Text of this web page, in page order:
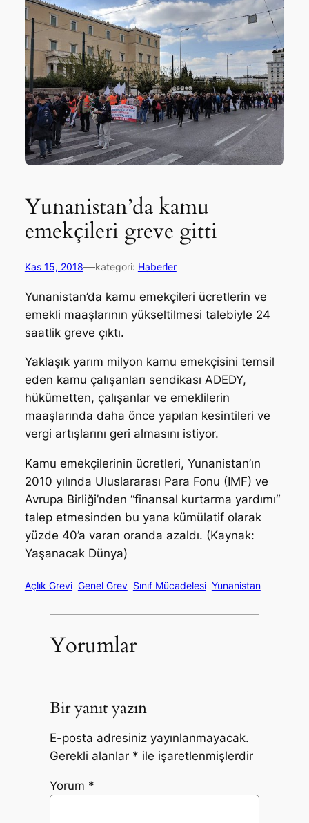
Yunanistan’da kamu
emekçileri greve gitti
Kas 15, 2018—kategori: Haberler
Yunanistan’da kamu emekçileri ücretlerin ve
emekli maaşlarının yükseltilmesi talebiyle 24
saatlik greve çıktı.
Yaklaşık yarım milyon kamu emekçisini temsil
eden kamu çalışanları sendikası ADEDY,
hükümetten, çalışanlar ve emeklilerin
maaşlarında daha önce yapılan kesintileri ve
vergi artışlarını geri almasını istiyor.
Kamu emekçilerinin ücretleri, Yunanistan’ın
2010 yılında Uluslararası Para Fonu (IMF) ve
Avrupa Birliği’nden “finansal kurtarma yardımı“
talep etmesinden bu yana kümülatif olarak
yüzde 40’a varan oranda azaldı. (Kaynak:
Yaşanacak Dünya)
Açlık Grevi Genel Grev Sınıf Mücadelesi Yunanistan
Yorumlar
Bir yanıt yazın
E-posta adresiniz yayınlanmayacak.
Gerekli alanlar * ile işaretlenmişlerdir
Yorum *